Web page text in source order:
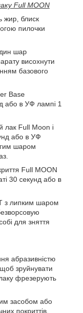
Full MOON
жир, блиск
пилочки
шар
висохнути
базового
Base
або в УФ лампі 1
лак Full Moon і
або в УФ
шаром
Full MOON
30 секунд або в
з липким шаром
для зняття
абразивністю
зруйнувати
фрезерують
засобом або
покриттів.